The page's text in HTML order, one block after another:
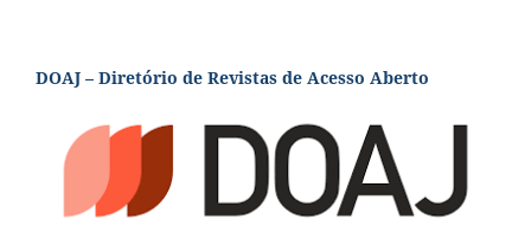
DOAJ – Diretório de Revistas de Acesso Aberto